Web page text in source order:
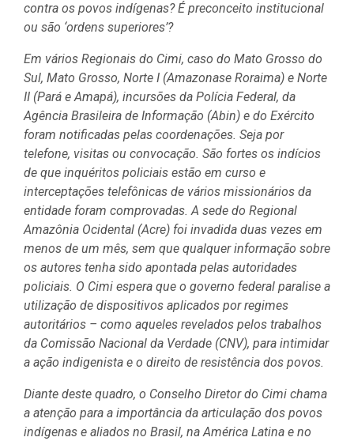
contra os povos indígenas? É preconceito institucional
ou são ‘ordens superiores’?
Em vários Regionais do Cimi, caso do Mato Grosso do
Sul, Mato Grosso, Norte I (Amazonase Roraima) e Norte
II (Pará e Amapá), incursões da Polícia Federal, da
Agência Brasileira de Informação (Abin) e do Exército
foram notificadas pelas coordenações. Seja por
telefone, visitas ou convocação. São fortes os indícios
de que inquéritos policiais estão em curso e
interceptações telefônicas de vários missionários da
entidade foram comprovadas. A sede do Regional
Amazônia Ocidental (Acre) foi invadida duas vezes em
menos de um mês, sem que qualquer informação sobre
os autores tenha sido apontada pelas autoridades
policiais. O Cimi espera que o governo federal paralise a
utilização de dispositivos aplicados por regimes
autoritários – como aqueles revelados pelos trabalhos
da Comissão Nacional da Verdade (CNV), para intimidar
a ação indigenista e o direito de resistência dos povos.
Diante deste quadro, o Conselho Diretor do Cimi chama
a atenção para a importância da articulação dos povos
indígenas e aliados no Brasil, na América Latina e no